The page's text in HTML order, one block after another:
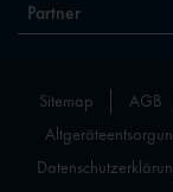
Partner
Sitemap AGB